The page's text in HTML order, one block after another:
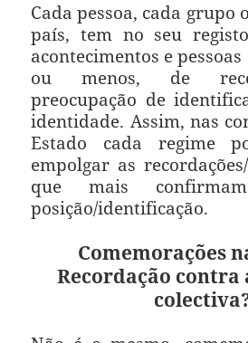
Cada pessoa, cada grupo
país, tem no seu
acontecimentos e
ou menos, de
preocupação de
identidade. Assim, nas
Estado cada regime
empolgar as
que mais
posição/identificação.
Comemorações
Recordação contra